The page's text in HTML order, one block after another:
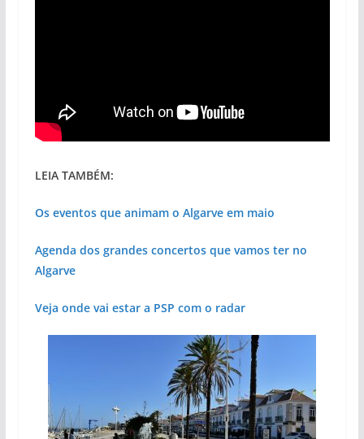
LEIA TAMBÉM:
Os eventos que animam o Algarve em maio
Agenda dos grandes concertos que vamos ter no
Algarve
Veja onde vai estar a PSP com o radar